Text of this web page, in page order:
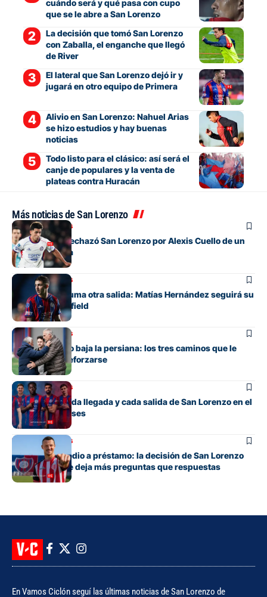
cuándo será y qué pasa con cupo
que se le abre a San Lorenzo
La decisión que tomó San Lorenzo
con Zaballa, el enganche que llegó
de River
El lateral que San Lorenzo dejó ir y
jugará en otro equipo de Primera
Alivio en San Lorenzo: Nahuel Arias
se hizo estudios y hay buenas
noticias
Todo listo para el clásico: así será el
canje de populares y la venta de
plateas contra Huracán
Más noticias de San Lorenzo
Mercado de pases
La oferta que rechazó San Lorenzo por Alexis Cuello de un
club de España
Mercado de pases
San Lorenzo suma otra salida: Matías Hernández seguirá su
carrera en Banfield
Mercado de pases
San Lorenzo no baja la persiana: los tres caminos que le
quedan para reforzarse
Mercado de pases
El detalle de cada llegada y cada salida de San Lorenzo en el
mercado de pases
Mercado de pases
Tres años y medio a préstamo: la decisión de San Lorenzo
con Bruera que deja más preguntas que respuestas
En Vamos Ciclón seguí las últimas noticias de San Lorenzo de